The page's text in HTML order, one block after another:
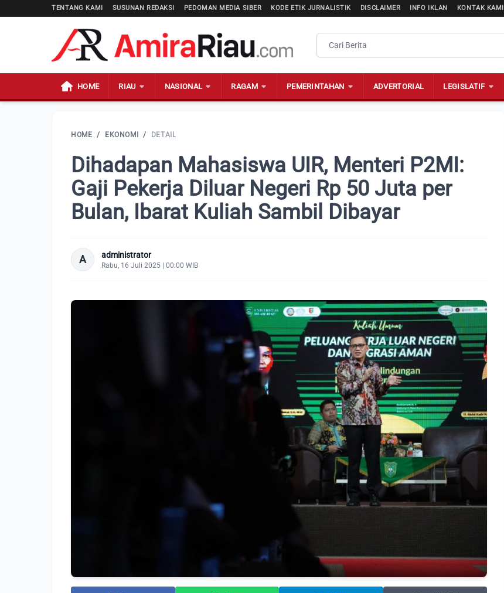
TENTANG KAMI SUSUNAN REDAKSI PEDOMAN MEDIA SIBER KODE ETIK JURNALISTIK DISCLAIMER INFO IKLAN KONTAK KAMI
HOME RIAU NASIONAL RAGAM PEMERINTAHAN ADVERTORIAL LEGISLATIF
HOME / EKONOMI / DETAIL
Dihadapan Mahasiswa UIR, Menteri P2MI:
Gaji Pekerja Diluar Negeri Rp 50 Juta per
Bulan, Ibarat Kuliah Sambil Dibayar
A administrator
Rabu, 16 Juli 2025 | 00:00 WIB